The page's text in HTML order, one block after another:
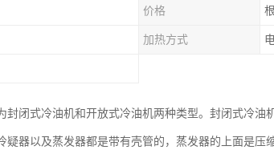
价格
加热方式
封闭式冷油机和开放式冷油机两种类型。封闭式冷油
疑器以及蒸发器都是带有壳管的，蒸发器的上面是压